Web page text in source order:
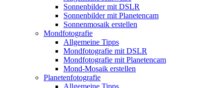
Sonnenbilder mit DSLR
Sonnenbilder mit Planetencam
Sonnenmosaik erstellen
Mondfotografie
Allgemeine Tipps
Mondfotografie mit DSLR
Mondfotografie mit Planetencam
Mond-Mosaik erstellen
Planetenfotografie
Allgemeine Tipps